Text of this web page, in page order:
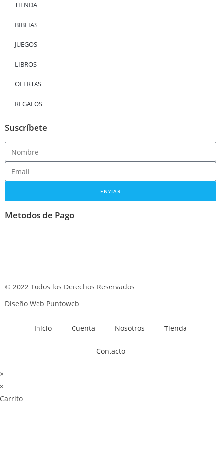
TIENDA
BIBLIAS
JUEGOS
LIBROS
OFERTAS
REGALOS
Suscríbete
ENVIAR
Metodos de Pago
© 2022 Todos los Derechos Reservados
Diseño Web Puntoweb
Inicio Cuenta Nosotros Tienda
Contacto
×
×
Carrito